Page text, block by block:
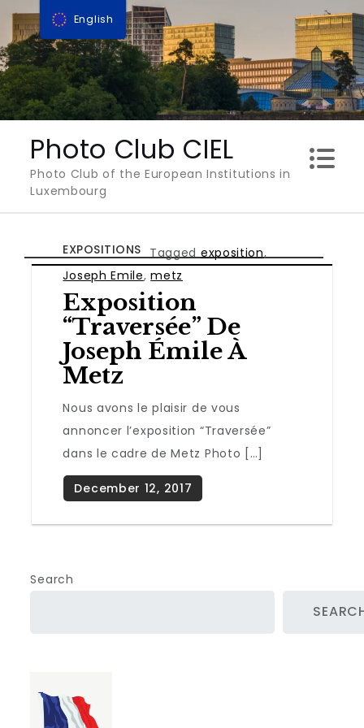
Skip
content
Photo Club CIEL
Photo Club of the European Institutions in
Luxembourg
EXPOSITIONS Tagged exposition,
Joseph Emile,metz
Exposition
“Traversée” De
Joseph Émile À
Metz
Nous avons le plaisir de vous
annoncer l’exposition “Traversée”
dans le cadre de Metz Photo […]
Search
English